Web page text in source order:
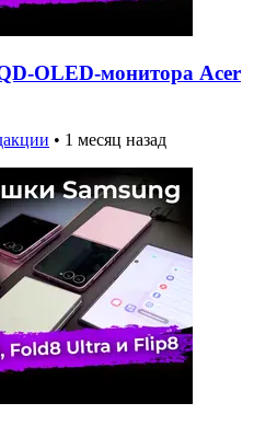
OLED-монитора Acer
• 1 месяц назад